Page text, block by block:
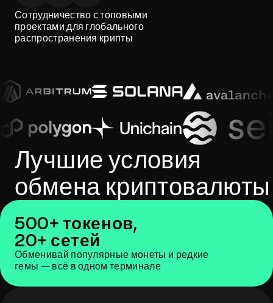
Сотрудничество с топовыми
проектами для глобального
распространения крипты
Лучшие условия
обмена криптовалюты
500+ токенов,
20+ сетей
Обменивай популярные монеты и редкие
гемы — всё в одном терминале